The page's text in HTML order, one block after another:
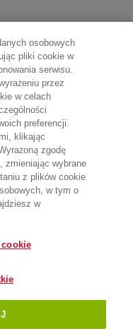
osobowych
pliki cookie w
serwisu.
przez
w celach
preferencji.
klikając
zgodę
zmieniając wybrane
z plików cookie
w tym o
w